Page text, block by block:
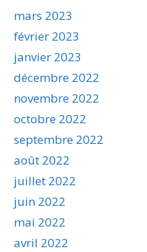
mars 2023
février 2023
janvier 2023
décembre 2022
novembre 2022
octobre 2022
septembre 2022
août 2022
juillet 2022
juin 2022
mai 2022
avril 2022